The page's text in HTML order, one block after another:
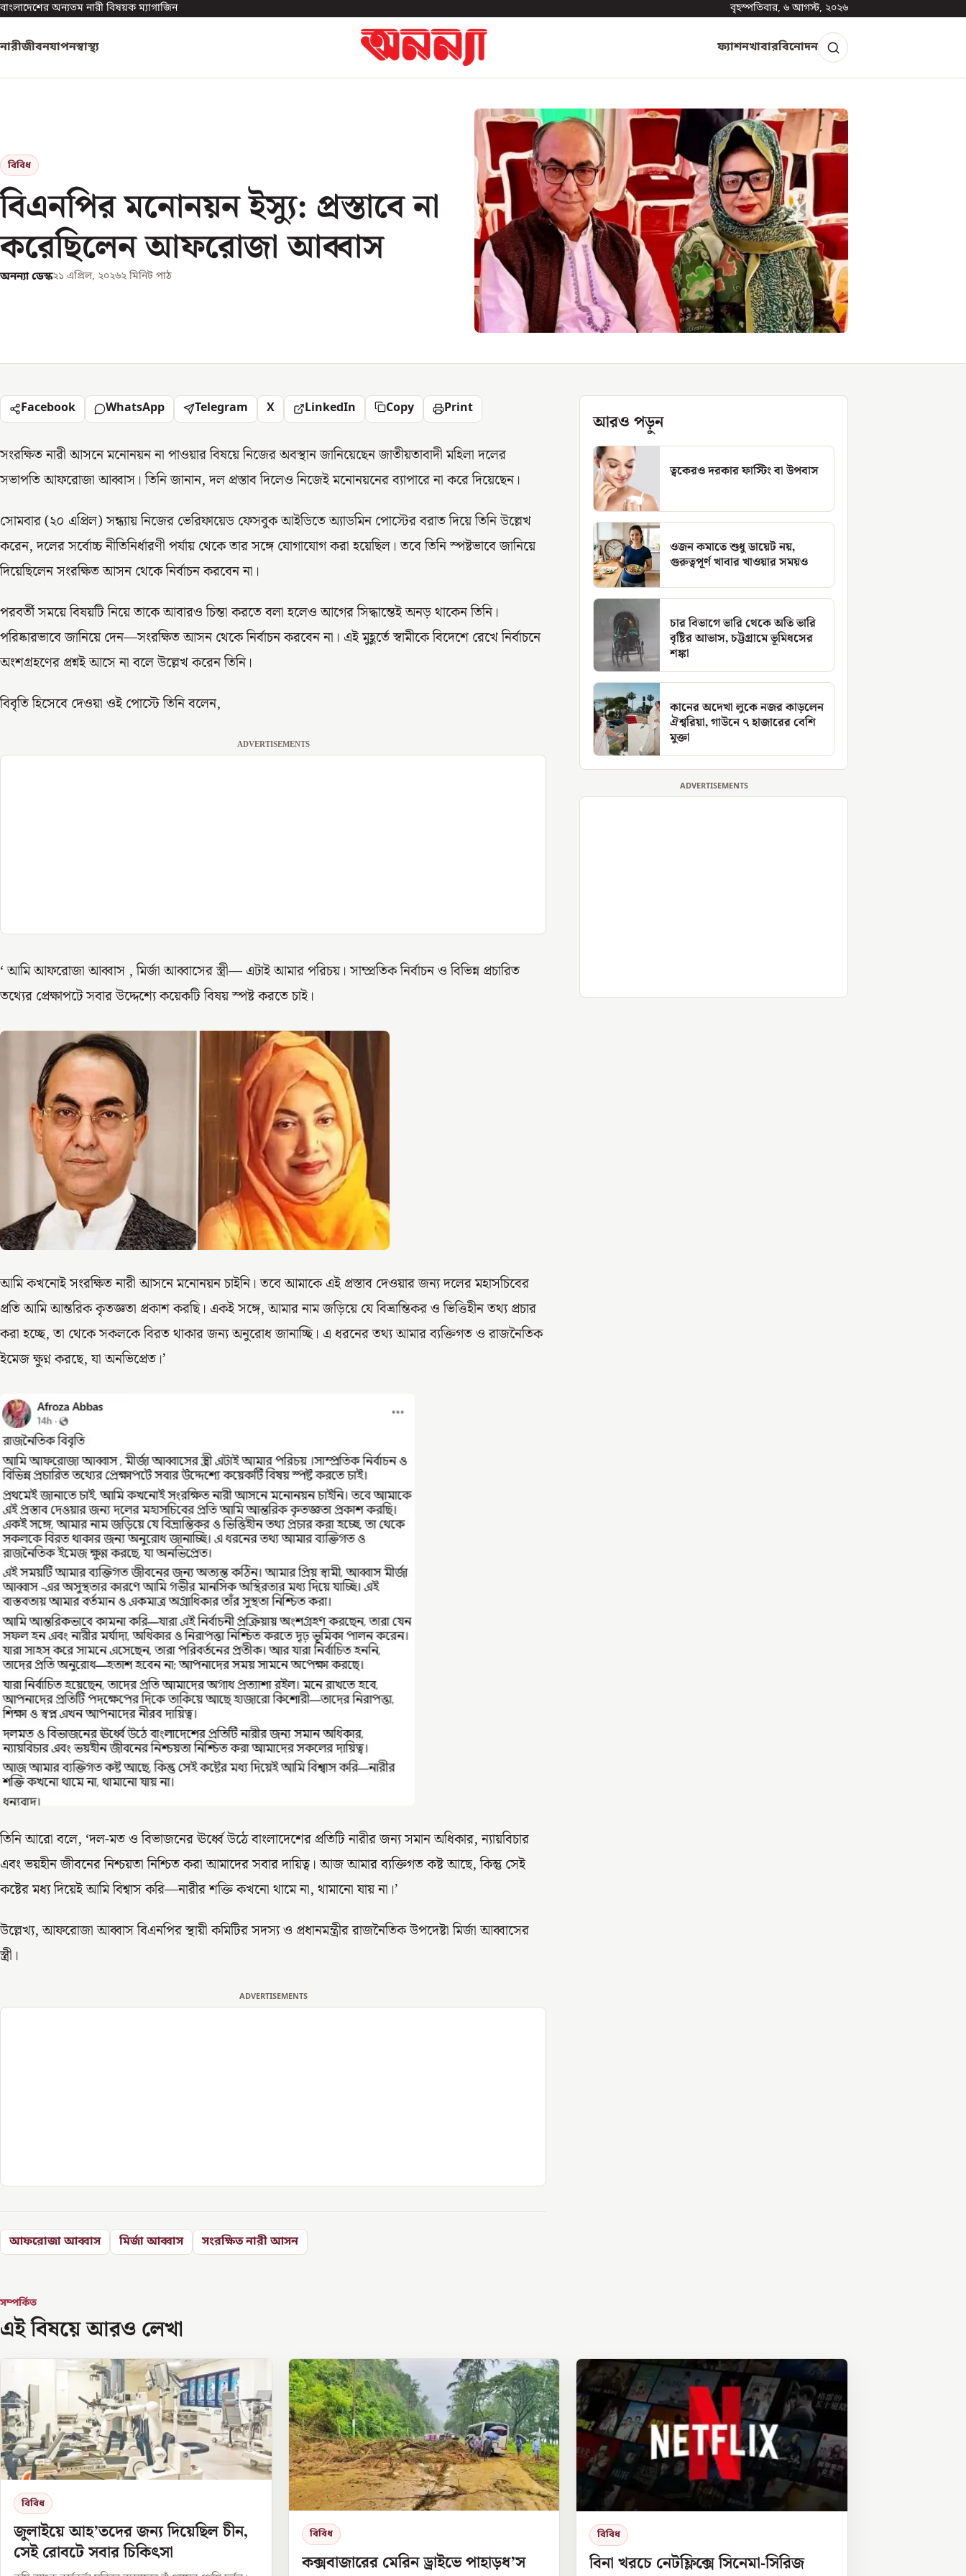
বাংলাদেশের অন্যতম নারী বিষয়ক ম্যাগাজিন বৃহস্পতিবার, ৬ আগস্ট, ২০২৬
নারীজীবনযাপনস্বাস্থ্য ফ্যাশনখাবারবিনোদন
বিবিধ
বিএনপির মনোনয়ন ইস্যু: প্রস্তাবে না
করেছিলেন আফরোজা আব্বাস
অনন্যা ডেস্ক২১ এপ্রিল, ২০২৬২ মিনিট পাঠ
Facebook WhatsApp Telegram X LinkedIn Copy Print
সংরক্ষিত নারী আসনে মনোনয়ন না পাওয়ার বিষয়ে নিজের অবস্থান জানিয়েছেন জাতীয়তাবাদী মহিলা দলের
সভাপতি আফরোজা আব্বাস। তিনি জানান, দল প্রস্তাব দিলেও নিজেই মনোনয়নের ব্যাপারে না করে দিয়েছেন।
সোমবার (২০ এপ্রিল) সন্ধ্যায় নিজের ভেরিফায়েড ফেসবুক আইডিতে অ্যাডমিন পোস্টের বরাত দিয়ে তিনি উল্লেখ
করেন, দলের সর্বোচ্চ নীতিনির্ধারণী পর্যায় থেকে তার সঙ্গে যোগাযোগ করা হয়েছিল। তবে তিনি স্পষ্টভাবে জানিয়ে
দিয়েছিলেন সংরক্ষিত আসন থেকে নির্বাচন করবেন না।
পরবর্তী সময়ে বিষয়টি নিয়ে তাকে আবারও চিন্তা করতে বলা হলেও আগের সিদ্ধান্তেই অনড় থাকেন তিনি।
পরিষ্কারভাবে জানিয়ে দেন—সংরক্ষিত আসন থেকে নির্বাচন করবেন না। এই মুহূর্তে স্বামীকে বিদেশে রেখে নির্বাচনে
অংশগ্রহণের প্রশ্নই আসে না বলে উল্লেখ করেন তিনি।
বিবৃতি হিসেবে দেওয়া ওই পোস্টে তিনি বলেন,
ADVERTISEMENTS
‘ আমি আফরোজা আব্বাস , মির্জা আব্বাসের স্ত্রী— এটাই আমার পরিচয়। সাম্প্রতিক নির্বাচন ও বিভিন্ন প্রচারিত
তথ্যের প্রেক্ষাপটে সবার উদ্দেশ্যে কয়েকটি বিষয় স্পষ্ট করতে চাই।
আমি কখনোই সংরক্ষিত নারী আসনে মনোনয়ন চাইনি। তবে আমাকে এই প্রস্তাব দেওয়ার জন্য দলের মহাসচিবের
প্রতি আমি আন্তরিক কৃতজ্ঞতা প্রকাশ করছি। একই সঙ্গে, আমার নাম জড়িয়ে যে বিভ্রান্তিকর ও ভিত্তিহীন তথ্য প্রচার
করা হচ্ছে, তা থেকে সকলকে বিরত থাকার জন্য অনুরোধ জানাচ্ছি। এ ধরনের তথ্য আমার ব্যক্তিগত ও রাজনৈতিক
ইমেজ ক্ষুণ্ন করছে, যা অনভিপ্রেত।’
তিনি আরো বলে, ‘দল-মত ও বিভাজনের ঊর্ধ্বে উঠে বাংলাদেশের প্রতিটি নারীর জন্য সমান অধিকার, ন্যায়বিচার
এবং ভয়হীন জীবনের নিশ্চয়তা নিশ্চিত করা আমাদের সবার দায়িত্ব। আজ আমার ব্যক্তিগত কষ্ট আছে, কিন্তু সেই
কষ্টের মধ্য দিয়েই আমি বিশ্বাস করি—নারীর শক্তি কখনো থামে না, থামানো যায় না।’
উল্লেখ্য, আফরোজা আব্বাস বিএনপির স্থায়ী কমিটির সদস্য ও প্রধানমন্ত্রীর রাজনৈতিক উপদেষ্টা মির্জা আব্বাসের
স্ত্রী।
ADVERTISEMENTS
আফরোজা আব্বাস মির্জা আব্বাস সংরক্ষিত নারী আসন
আরও পড়ুন
ত্বকেরও দরকার ফাস্টিং বা উপবাস
ওজন কমাতে শুধু ডায়েট নয়,
গুরুত্বপূর্ণ খাবার খাওয়ার সময়ও
চার বিভাগে ভারি থেকে অতি ভারি
বৃষ্টির আভাস, চট্টগ্রামে ভূমিধসের
শঙ্কা
কানের অদেখা লুকে নজর কাড়লেন
ঐশ্বরিয়া, গাউনে ৭ হাজারের বেশি
মুক্তা
ADVERTISEMENTS
সম্পর্কিত
এই বিষয়ে আরও লেখা
বিবিধ
জুলাইয়ে আহ’তদের জন্য দিয়েছিল চীন,
সেই রোবটে সবার চিকিৎসা
বিবিধ
কক্সবাজারের মেরিন ড্রাইভে পাহাড়ধ’স
বিবিধ
বিনা খরচে নেটফ্লিক্সে সিনেমা-সিরিজ